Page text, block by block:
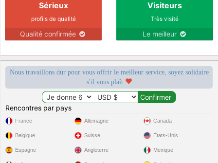
Sérieux
profils de qualité
Qualité confirmée
Visiteurs
Très visité
Le meilleur
Nous travaillons dur pour vous offrir le meilleur service, soyez solidaire
s'il vous plaît
Rencontres par pays
France
Belgique
Espagne
Allemagne
Suisse
Angleterre
Canada
États-Unis
Mexique